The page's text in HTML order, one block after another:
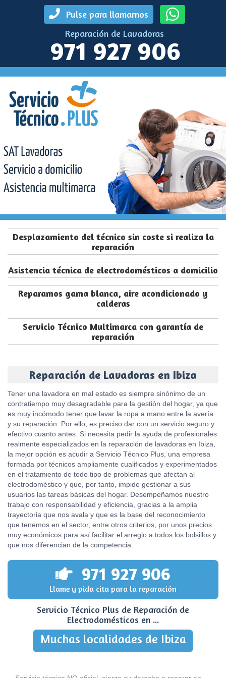
Pulse para llamarnos
Reparación de Lavadoras
971 927 906
Desplazamiento del técnico sin coste si realiza la
reparación
Asistencia técnica de electrodomésticos a domicilio
Reparamos gama blanca, aire acondicionado y
calderas
Servicio Técnico Multimarca con garantía de
reparación
Reparación de Lavadoras en Ibiza
Tener una lavadora en mal estado es siempre sinónimo de un
contratiempo muy desagradable para la gestión del hogar, ya que
es muy incómodo tener que lavar la ropa a mano entre la avería
y su reparación. Por ello, es preciso dar con un servicio seguro y
efectivo cuanto antes. Si necesita pedir la ayuda de profesionales
realmente especializados en la reparación de lavadoras en Ibiza,
la mejor opción es acudir a Servicio Técnico Plus, una empresa
formada por técnicos ampliamente cualificados y experimentados
en el tratamiento de todo tipo de problemas que afectan al
electrodoméstico y que, por tanto, impide gestionar a sus
usuarios las tareas básicas del hogar. Desempeñamos nuestro
trabajo con responsabilidad y eficiencia, gracias a la amplia
trayectoria que nos avala y que es la base del reconocimiento
que tenemos en el sector, entre otros criterios, por unos precios
muy económicos para así facilitar el arreglo a todos los bolsillos y
que nos diferencian de la competencia.
971 927 906
Llame y pida cita para la reparación
Servicio Técnico Plus de Reparación de
Electrodomésticos en ...
Muchas localidades de Ibiza